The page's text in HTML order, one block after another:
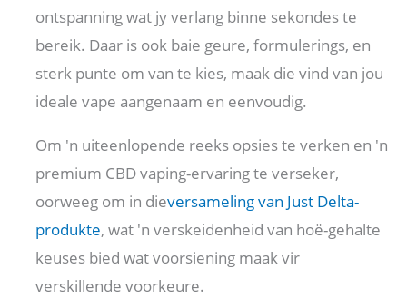
ontspanning wat jy verlang binne sekondes te
bereik. Daar is ook baie geure, formulerings, en
sterk punte om van te kies, maak die vind van jou
ideale vape aangenaam en eenvoudig.
Om 'n uiteenlopende reeks opsies te verken en 'n
premium CBD vaping-ervaring te verseker,
oorweeg om in dieversameling van Just Delta-
produkte, wat 'n verskeidenheid van hoë-gehalte
keuses bied wat voorsiening maak vir
verskillende voorkeure.